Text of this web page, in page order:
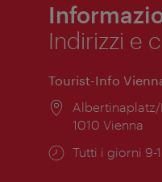
Indirizzi e
Tourist-Info
Posizione:
1010 Vienna
Orari
Tutti i giorni 9-